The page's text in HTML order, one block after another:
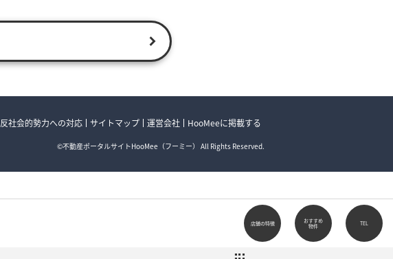
反社会的勢力への対応 サイトマップ 運営会社 HooMeeに掲載する
©不動産ポータルサイトHooMee（フーミー） All Rights Reserved.
店舗の特徴
おすすめ
物件
TEL